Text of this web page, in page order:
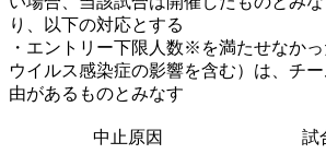
り、以下の対応とする
・エントリー下限人数※を満たせなか
ウイルス感染症の影響を含む）は、チ
由があるものとみなす
中止原因
試